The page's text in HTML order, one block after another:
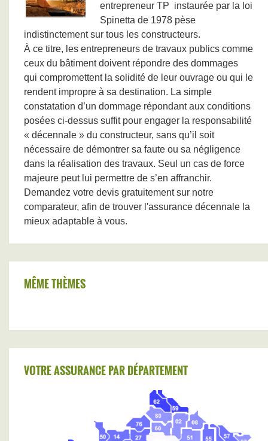
entrepreneur TP instaurée par la loi
Spinetta de 1978 pèse
indistinctement sur tous les constructeurs.
À ce titre, les entrepreneurs de travaux publics comme
ceux du bâtiment doivent répondre des dommages
qui compromettent la solidité de leur ouvrage ou qui le
rendent impropre à sa destination. La simple
constatation d’un dommage répondant aux conditions
posées ci-dessus suffit pour engager la responsabilité
« décennale » du constructeur, sans qu’il soit
nécessaire de démontrer sa faute ou sa négligence
dans la réalisation des travaux. Seul un cas de force
majeure peut lui permettre de s’en affranchir.
Demandez votre devis gratuitement sur notre
comparateur, afin de trouver l'assurance décennale la
mieux adaptable à vous.
MÊME THÈMES
VOTRE ASSURANCE PAR DÉPARTEMENT